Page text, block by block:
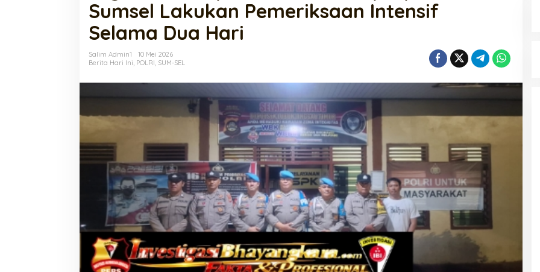
Polda
Sumsel
Lakukan
Pemeriksaan
Hari
Sumsel Lakukan Pemeriksaan Intensif
Selama Dua Hari
Salim Admin1
10 Mei 2026
Berita Hari Ini, POLRI, SUM-SEL